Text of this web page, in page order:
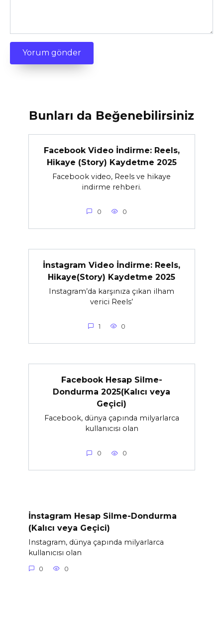
Bunları da Beğenebilirsiniz
Facebook Video İndirme: Reels,
Hikaye (Story) Kaydetme 2025
Facebook video, Reels ve hikaye
indirme rehberi.
0 0
İnstagram Video İndirme: Reels,
Hikaye(Story) Kaydetme 2025
Instagram’da karşınıza çıkan ilham
verici Reels’
1 0
Facebook Hesap Silme-
Dondurma 2025(Kalıcı veya
Geçici)
Facebook, dünya çapında milyarlarca
kullanıcısı olan
0 0
İnstagram Hesap Silme-Dondurma
(Kalıcı veya Geçici)
Instagram, dünya çapında milyarlarca
kullanıcısı olan
0 0